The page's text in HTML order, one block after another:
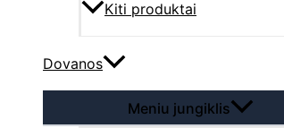
Kiti produktai
Dovanos
Meniu jungiklis